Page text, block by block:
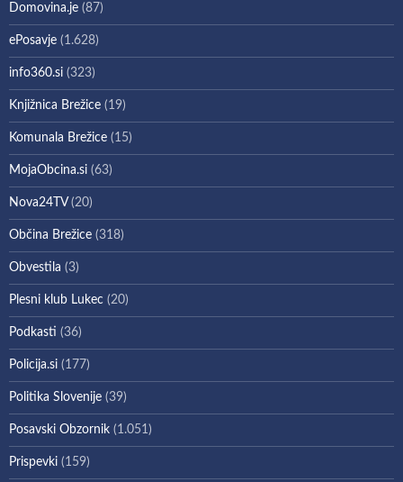
Domovina.je (87)
ePosavje (1.628)
info360.si (323)
Knjižnica Brežice (19)
Komunala Brežice (15)
MojaObcina.si (63)
Nova24TV(20)
Občina Brežice (318)
Obvestila (3)
Plesni klub Lukec (20)
Podkasti (36)
Policija.si (177)
Politika Slovenije (39)
Posavski Obzornik (1.051)
Prispevki (159)